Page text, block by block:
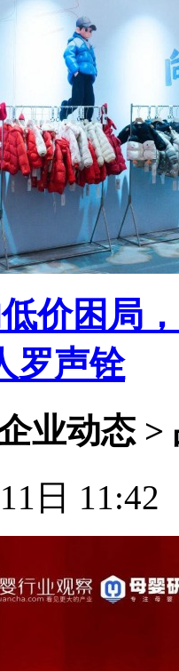
价困局
罗声铨
业动态 >
日 11:42